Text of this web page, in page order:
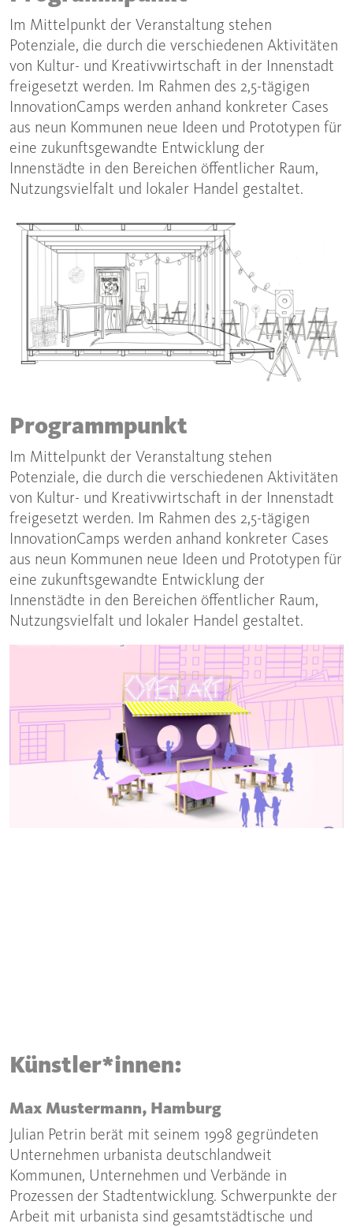
Im Mittelpunkt der Veranstaltung stehen
Potenziale, die durch die verschiedenen Aktivitäten
von Kultur- und Kreativwirtschaft in der Innenstadt
freigesetzt werden. Im Rahmen des 2,5-tägigen
InnovationCamps werden anhand konkreter Cases
aus neun Kommunen neue Ideen und Prototypen für
eine zukunftsgewandte Entwicklung der
Innenstädte in den Bereichen öffentlicher Raum,
Nutzungsvielfalt und lokaler Handel gestaltet.
Programmpunkt
Im Mittelpunkt der Veranstaltung stehen
Potenziale, die durch die verschiedenen Aktivitäten
von Kultur- und Kreativwirtschaft in der Innenstadt
freigesetzt werden. Im Rahmen des 2,5-tägigen
InnovationCamps werden anhand konkreter Cases
aus neun Kommunen neue Ideen und Prototypen für
eine zukunftsgewandte Entwicklung der
Innenstädte in den Bereichen öffentlicher Raum,
Nutzungsvielfalt und lokaler Handel gestaltet.
Künstler*innen:
Max Mustermann, Hamburg
Julian Petrin berät mit seinem 1998 gegründeten
Unternehmen urbanista deutschlandweit
Kommunen, Unternehmen und Verbände in
Prozessen der Stadtentwicklung. Schwerpunkte der
Arbeit mit urbanista sind gesamtstädtische und